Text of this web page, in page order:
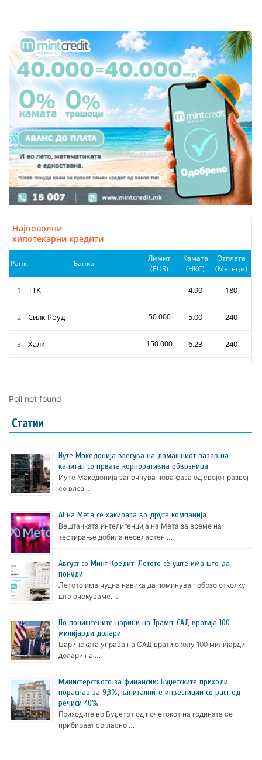
Poll not found
Статии
Иуте Македонија влегува на домашниот пазар на
капитал со првата корпоративна обврзница
Иуте Македонија започнува нова фаза од својот развој
со влез …
AI на Meta се хакирала во друга компанија
Вештачката интелигенција на Мета за време на
тестирање добила неовластен …
Август со Минт Кредит: Летото сè уште има што да
понуди
Летото има чудна навика да поминува побрзо отколку
што очекуваме. …
По поништените царини на Трамп, САД вратија 100
милијарди долари
Царинската управа на САД врати околу 100 милијарди
долари на …
Министерството за финансии: Буџетските приходи
пораснаа за 9,3%, капиталните инвестиции со раст од
речиси 40%
Приходите во Буџетот од почетокот на годината се
прибираат согласно …